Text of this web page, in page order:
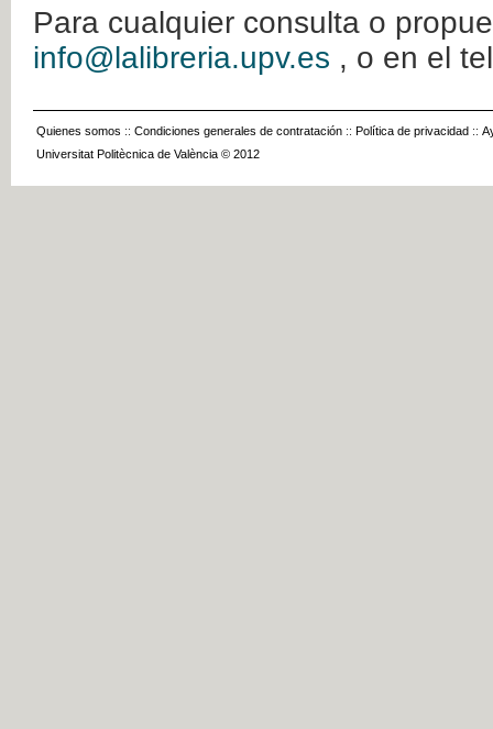
Para cualquier consulta o
info@lalibreria.upv.es , o en el
Quienes somos :: Condiciones generales de contratación :: Política de privacidad ::
Universitat Politècnica de València © 2012